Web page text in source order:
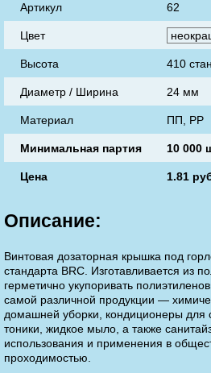
Артикул 62
Цвет
Высота 410
Диаметр / Ширина 24 мм
Материал ПП, РР
Минимальная партия 10 000
Цена 1.81
Описание:
Винтовая дозаторная крышка под
стандарта BRC. Изготавливается из
герметично укупоривать
самой различной продукции —
домашней уборки, кондиционеры для
тоники, жидкое мыло, а также
использования и применения в
проходимостью.